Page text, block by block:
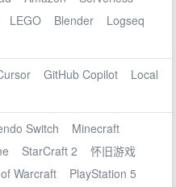
LEGO Blender
Logseq
GitHub Copilot
Local
Switch
Minecraft
StarCraft 2
怀旧游戏
Warcraft
PlayStation 5